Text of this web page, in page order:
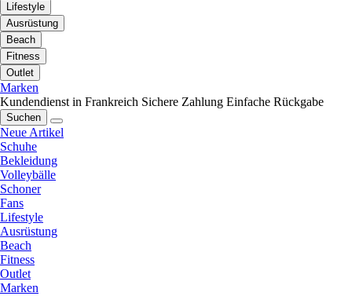
Lifestyle
Ausrüstung
Beach
Fitness
Outlet
Marken
Kundendienst in Frankreich Sichere Zahlung Einfache Rückgabe
Suchen
Neue Artikel
Schuhe
Bekleidung
Volleybälle
Schoner
Fans
Lifestyle
Ausrüstung
Beach
Fitness
Outlet
Marken